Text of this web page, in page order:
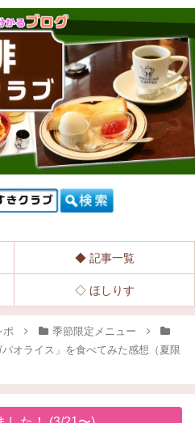
◆ 記事一覧
◇ ほしりす
ポ
季節限定メニュー
オライス」を食べてみた感想（夏限